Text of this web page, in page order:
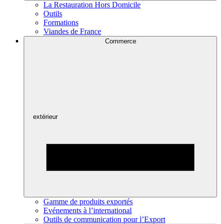
La Restauration Hors Domicile
Outils
Formations
Viandes de France
Commerce
extérieur
Gamme de produits exportés
Evénements à l’international
Outils de communication pour l’Export